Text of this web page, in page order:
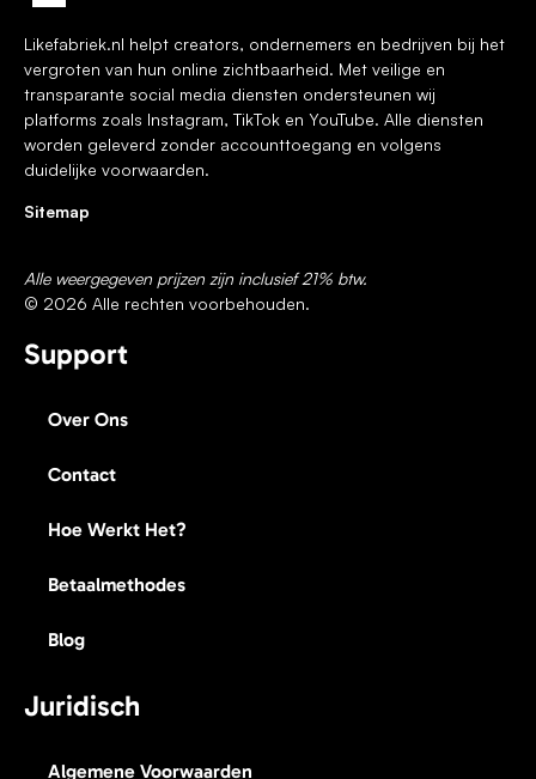
Likefabriek.nl helpt creators, ondernemers en bedrijven bij het
vergroten van hun online zichtbaarheid. Met veilige en
transparante social media diensten ondersteunen wij
platforms zoals Instagram, TikTok en YouTube. Alle diensten
worden geleverd zonder accounttoegang en volgens
duidelijke voorwaarden.
Sitemap
Alle weergegeven prijzen zijn inclusief 21% btw.
© 2026 Alle rechten voorbehouden.
Support
Over Ons
Contact
Hoe Werkt Het?
Betaalmethodes
Blog
Juridisch
Algemene Voorwaarden